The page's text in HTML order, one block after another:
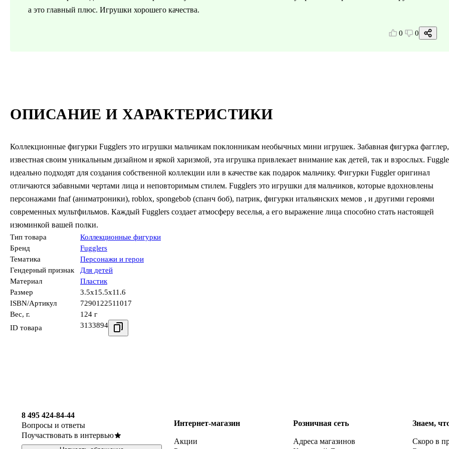
ОПИСАНИЕ И ХАРАКТЕРИСТИКИ
Коллекционные фигурки Fugglers это игрушки мальчикам поклонникам необычных мини игрушек. Забавная фигурка фагглер,
известная своим уникальным дизайном и яркой харизмой, эта игрушка привлекает внимание как детей, так и взрослых.
идеально подходят для создания собственной коллекции или в качестве как подарок мальчику. Фигурки Fuggler оригинал
отличаются забавными чертами лица и неповторимым стилем. Fugglers это игрушки для мальчиков, которые вдохновлены
персонажами fnaf (аниматроники), roblox, spongebob (спанч боб), патрик, фигурки итальянских мемов , и другими героями
современных мультфильмов. Каждый Fugglers создает атмосферу веселья, а его выражение лица способно стать настоящей
изюминкой вашей полки.
Тип товара
Коллекционные фигурки
Бренд
Fugglers
Тематика
Персонажи и герои
Гендерный признак
Для детей
Материал
Пластик
Размер
3.5x15.5x11.6
ISBN/Артикул
7290122511017
Вес, г.
124 г
ID товара
3133894
а это главный плюс. Игрушки хорошего качества.
0 0
8 495 424-84-44
Вопросы и ответы
Поучаствовать в интервью
Интернет-магазин
Акции
Розничная сеть
Адреса магазинов
Знаем,
Скоро в